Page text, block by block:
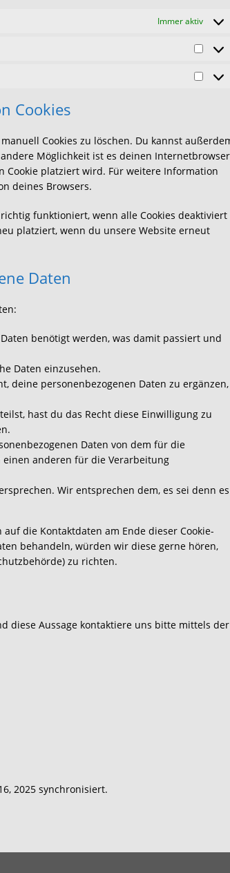
Immer aktiv
Cookies
Cookies zu löschen. Du kannst
Möglichkeit ist es deinen Internetbrowser
platziert wird. Für weitere Information
deines Browsers.
funktioniert, wenn alle Cookies deaktiviert
platziert, wenn du unsere Website erneut
Daten
benötigt werden, was damit passiert und
Daten einzusehen.
deine personenbezogenen Daten zu ergänzen,
hast du das Recht diese Einwilligung zu
Daten von dem für die
anderen für die Verarbeitung
Wir entsprechen dem, es sei denn es
die Kontaktdaten am Ende dieser Cookie-
behandeln, würden wir diese gerne hören,
zu richten.
diese Aussage kontaktiere uns bitte mittels der
2025 synchronisiert.